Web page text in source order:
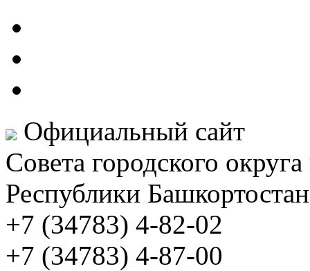
Официальный сайт
Совета городского
Республики Башкортостан
+7 (34783) 4-82-02
+7 (34783) 4-87-00